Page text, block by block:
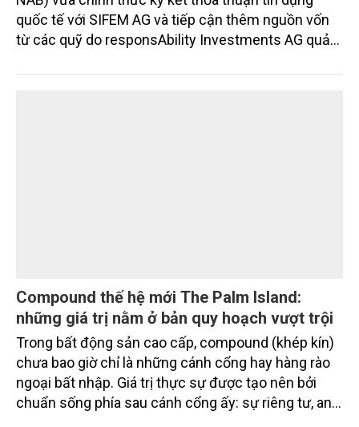
Ngân hàng TMCP Nam Á (Nam A Bank - HOSE:
NAB) vừa chính thức ký kết thỏa thuận tín dụng
từ các quỹ do responsAbility Investments AG quản
Compound thế hệ mới The Palm Island:
những giá trị nằm ở bản quy hoạch vượt trội
Trong bất động sản cao cấp, compound (khép kín)
chưa bao giờ chỉ là những cánh cổng hay hàng rào
ngoại bất nhập. Giá trị thực sự được tạo nên bởi